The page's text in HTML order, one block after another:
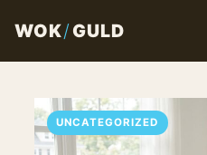
WOK/ GULD
UNCATEGORIZED